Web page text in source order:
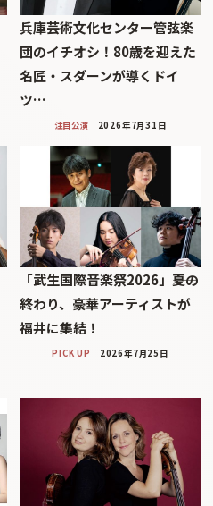
兵庫芸術文化センター管弦楽
団のイチオシ！80歳を迎えた
名匠・スダーンが導くドイ
ツ…
注目公演 2026年7月31日
「武生国際音楽祭2026」――夏の
終わり、豪華アーティストが
福井に集結！
PICK UP 2026年7月25日